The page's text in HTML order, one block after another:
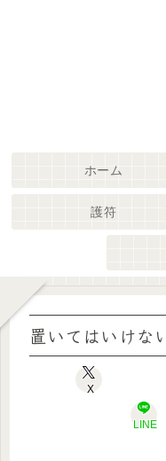
ホーム
護符
置いてはいけな
X
LINE